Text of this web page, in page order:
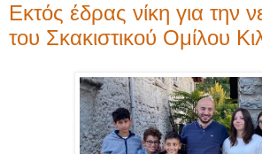
Εκτός έδρας νίκη για την
του Σκακιστικού Ομίλου